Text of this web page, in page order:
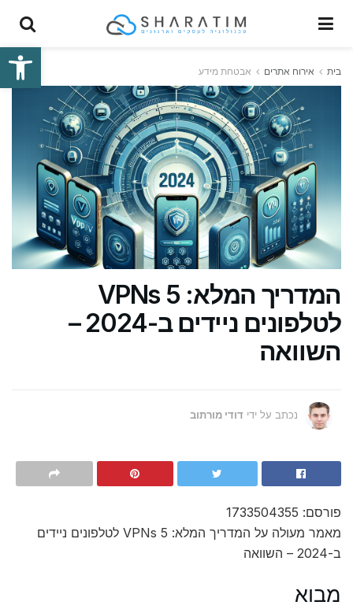
פתח
בית אירוח אתרים אבטחת מידע
המדריך המלא: 5 VPNs
לטלפונים ניידים ב-2024 –
השוואה
נכתב על ידי דודי מורתוב
פורסם: 1733504355
מאמר מעולה על המדריך המלא: 5 VPNs לטלפונים ניידים
ב-2024 – השוואה
מבוא